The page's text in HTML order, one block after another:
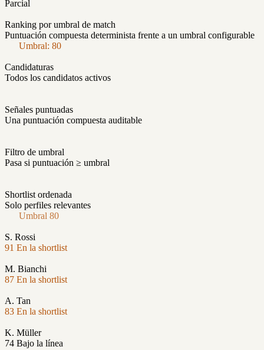
Parcial
Ranking por umbral de match
Puntuación compuesta determinista frente a un umbral configurable
Umbral: 80
Candidaturas
Todos los candidatos activos
Señales puntuadas
Una puntuación compuesta auditable
Filtro de umbral
Pasa si puntuación ≥ umbral
Shortlist ordenada
Solo perfiles relevantes
Umbral 80
S. Rossi
91 En la shortlist
M. Bianchi
87 En la shortlist
A. Tan
83 En la shortlist
K. Müller
74 Bajo la línea